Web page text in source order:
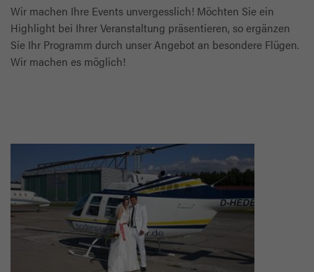
Wir machen Ihre Events unvergesslich! Möchten Sie ein
Highlight bei Ihrer Veranstaltung präsentieren, so ergänzen
Sie Ihr Programm durch unser Angebot an besondere Flügen.
Wir machen es möglich!